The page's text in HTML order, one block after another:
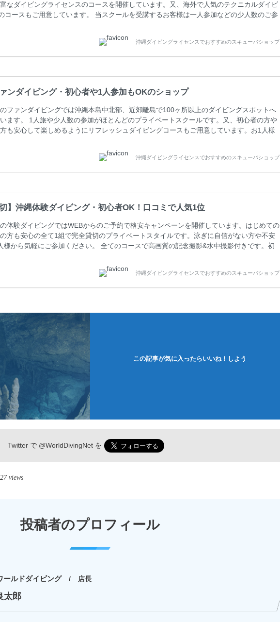
なダイビングライセンスのコースを開催しています。又、海外で人気のテクニカルダイビ
コースもご用意しています。 当スクールを受講するお客様は一人参加などの少人数のご参
スは年間を通じてキャンペーンを行っています。 ベーシックダイバー(Cカード) 1日間+eラ
安値キャンペーン ￥22800(税込) ￥16800(税込) 器材 / 送迎 / 保険 / 全て込み ダイビン
沖縄ダイビングライセンスでおすすめのスキューバショップ
ンダイビング・初心者や1人参加もOKのショップ
ファンダイビングでは沖縄本島中北部、近郊離島で100ヶ所以上のダイビングスポットへ
ます。 1人旅や少人数の参加がほとんどのプライベートスクールです。又、初心者の方や
も安心して楽しめるようにリフレッシュダイビングコースもご用意しています。お1人様
グのリピーター様はファンダイビングの全てのコース費が10%OFF、フル器材レンタルが
なります。 沖縄本島周辺ビーチ・ファンダイビング ￥13800(税込)【 2ビーチ 】 ウエイ
送迎...
沖縄ダイビングライセンスでおすすめのスキューバショップ
切】沖縄体験ダイビング・初心者OK！口コミで人気1位
体験ダイビングではWEBからのご予約で格安キャンペーンを開催しています。はじめての
方も安心の全て1組で完全貸切のプライベートスタイルです。泳ぎに自信がない方や不安
様から気軽にご参加ください。 全てのコースで高画質の記念撮影&水中撮影付きです。初
キャンペーン！！￥16800 ￥11800(税込) 器材 / 送迎 / 保険 / 全て込み ダイビングがはじ
初心者でも気軽に体験できる半日のコース。沖縄本島のビーチからのんびりダイビングを楽
沖縄ダイビングライセンスでおすすめのスキューバショップ
この記事が気に入ったらいいね！しよう
Twitter で @WorldDivingNetを
views
投稿者のプロフィール
ールドダイビング 店長
太郎